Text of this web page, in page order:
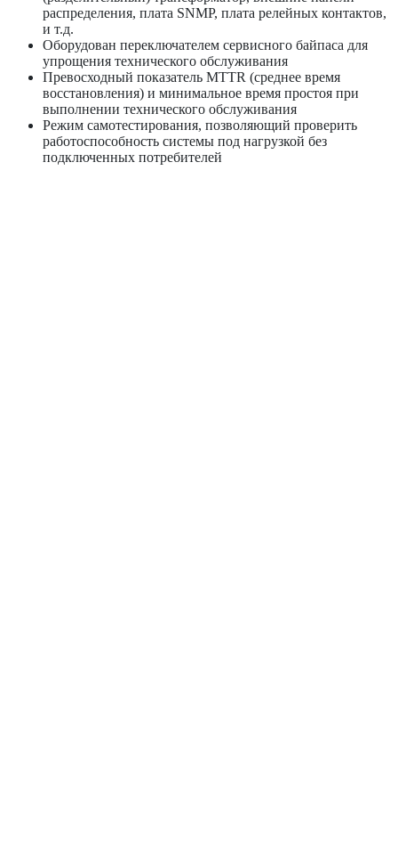
распределения, плата SNMP, плата релейных контактов,
и т.д.
Оборудован переключателем сервисного байпаса для
упрощения технического обслуживания
Превосходный показатель MTTR (среднее время
восстановления) и минимальное время простоя при
выполнении технического обслуживания
Режим самотестирования, позволяющий проверить
работоспособность системы под нагрузкой без
подключенных потребителей